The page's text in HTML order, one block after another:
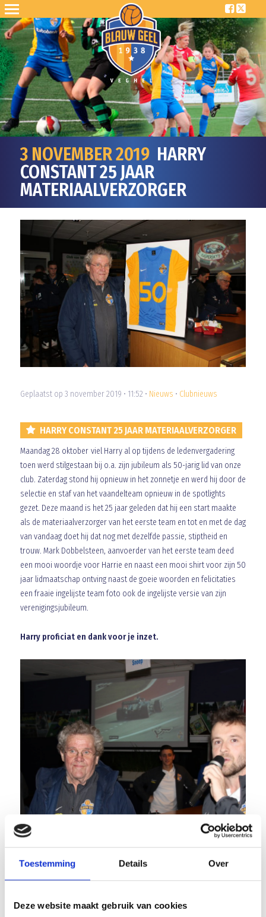
Toestemming Details Over
Deze website maakt gebruik van cookies
3 NOVEMBER 2019HARRY
CONSTANT 25 JAAR
MATERIAALVERZORGER
Geplaatst op 3 november 2019 • 11:52 • Nieuws • Clubnieuws
HARRY CONSTANT 25 JAAR MATERIAALVERZORGER
Maandag 28 oktober viel Harry al op tijdens de ledenvergadering
toen werd stilgestaan bij o.a. zijn jubileum als 50-jarig lid van onze
club. Zaterdag stond hij opnieuw in het zonnetje en werd hij door de
selectie en staf van het vaandelteam opnieuw in de spotlights
gezet. Deze maand is het 25 jaar geleden dat hij een start maakte
als de materiaalverzorger van het eerste team en tot en met de dag
van vandaag doet hij dat nog met dezelfde passie, stiptheid en
trouw. Mark Dobbelsteen, aanvoerder van het eerste team deed
een mooi woordje voor Harrie en naast een mooi shirt voor zijn 50
jaar lidmaatschap ontving naast de goeie woorden en felicitaties
een fraaie ingelijste team foto ook de ingelijste versie van zijn
verenigingsjubileum.
Harry proficiat en dank voor je inzet.